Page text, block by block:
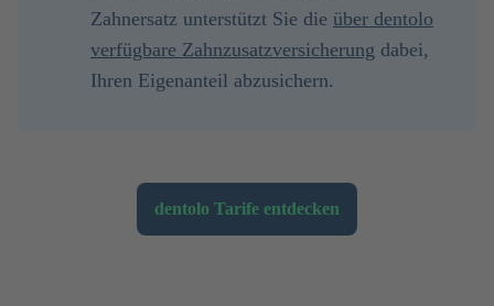
Zahnersatz unterstützt Sie die über dentolo
verfügbare Zahnzusatzversicherung dabei,
Ihren Eigenanteil abzusichern.
dentolo Tarife entdecken